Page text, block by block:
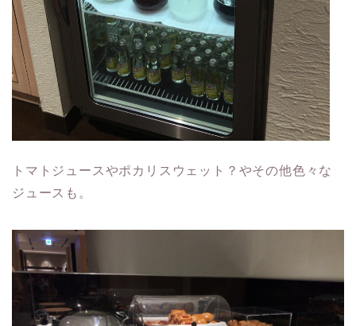
トマトジュースやポカリスウェット？やその他色々な
ジュースも。